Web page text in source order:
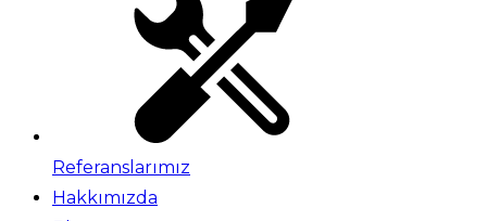
Referanslarımız
Hakkımızda